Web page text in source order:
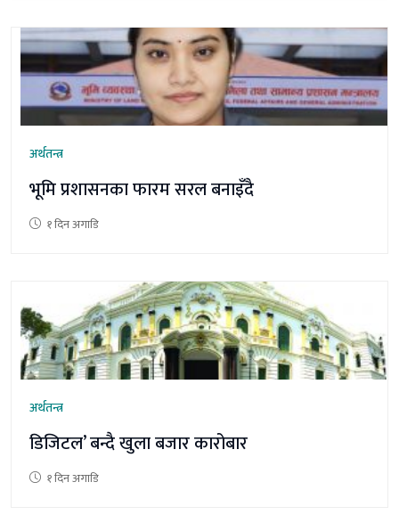
अर्थतन्त्र
भूमि प्रशासनका फारम सरल बनाइँदै
१ दिन अगाडि
अर्थतन्त्र
डिजिटल’ बन्दै खुला बजार कारोबार
१ दिन अगाडि